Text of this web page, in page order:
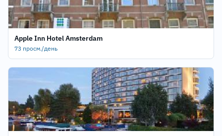
Apple Inn Hotel Amsterdam
73 просм./день